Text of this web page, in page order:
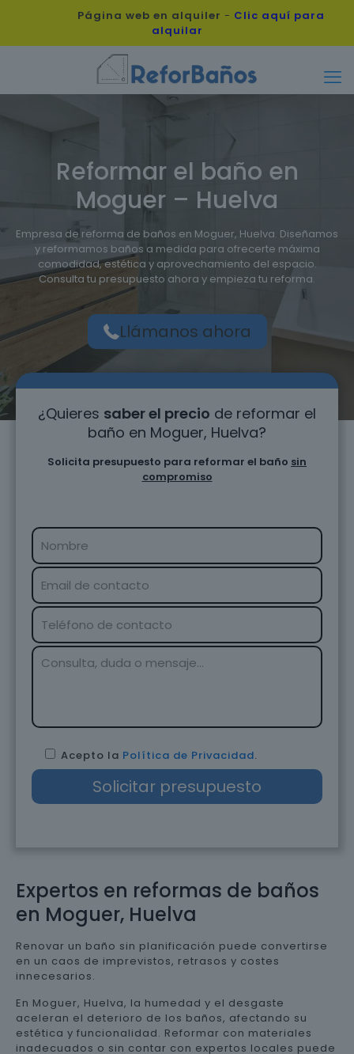
Página web en alquiler - Clic aquí para
alquilar
Reformar el baño en
Moguer – Huelva
Empresa de reforma de baños en Moguer, Huelva. Diseñamos
y reformamos baños a medida para ofrecerte máxima
comodidad, estética y aprovechamiento del espacio.
Consulta tu presupuesto ahora y empieza tu reforma.
Llámanos ahora
Expertos en reformas de baños
en Moguer, Huelva
Renovar un baño sin planificación puede convertirse
en un caos de imprevistos, retrasos y costes
innecesarios.
En Moguer, Huelva, la humedad y el desgaste
aceleran el deterioro de los baños, afectando su
estética y funcionalidad. Reformar con materiales
inadecuados o sin contar con expertos locales puede
¿Quieres saber el precio de reformar el
baño en Moguer, Huelva?
Solicita presupuesto para reformar el baño sin
compromiso
Acepto la Política de Privacidad.